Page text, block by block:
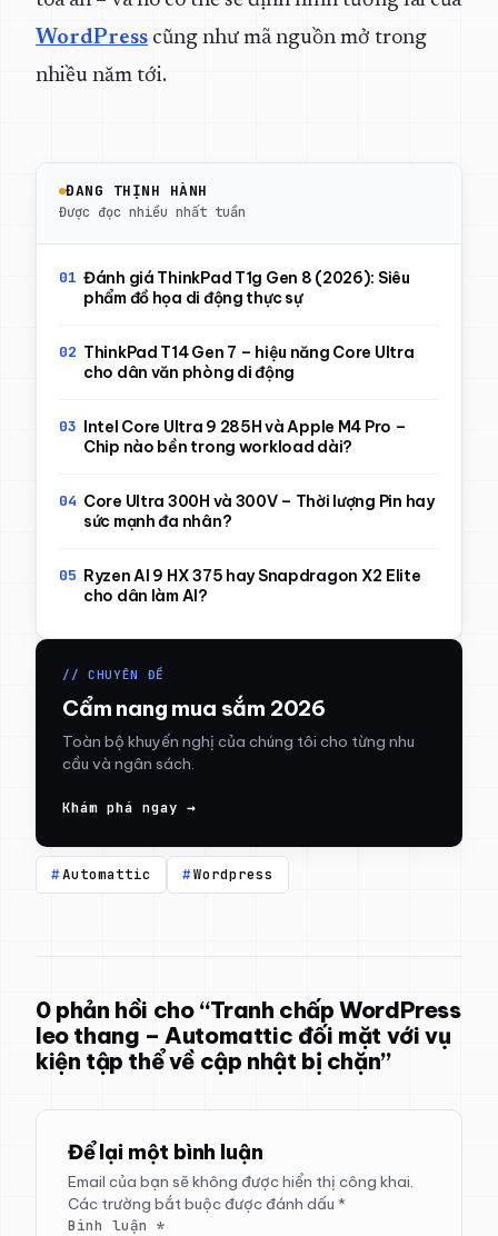
WordPress cũng như mã nguồn mở trong
nhiều năm tới.
ĐANG THỊNH HÀNH
Được đọc nhiều nhất tuần
Đánh giá ThinkPad T1g Gen 8 (2026): Siêu
phẩm đồ họa di động thực sự
ThinkPad T14 Gen 7 – hiệu năng Core Ultra
cho dân văn phòng di động
Intel Core Ultra 9 285H và Apple M4 Pro –
Chip nào bền trong workload dài?
Core Ultra 300H và 300V – Thời lượng Pin hay
sức mạnh đa nhân?
Ryzen AI 9 HX 375 hay Snapdragon X2 Elite
cho dân làm AI?
// CHUYÊN ĐỀ
Cẩm nang mua sắm 2026
Toàn bộ khuyến nghị của chúng tôi cho từng nhu
cầu và ngân sách.
Khám phá ngay →
Automattic Wordpress
0 phản hồi cho “Tranh chấp WordPress
leo thang – Automattic đối mặt với vụ
kiện tập thể về cập nhật bị chặn”
Để lại một bình luận
Email của bạn sẽ không được hiển thị công khai.
Các trường bắt buộc được đánh dấu *
Bình luận *